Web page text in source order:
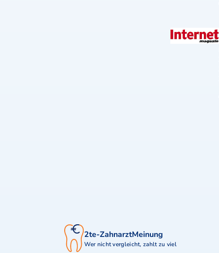
2te-ZahnarztMeinung
Wer nicht vergleicht, zahlt zu viel